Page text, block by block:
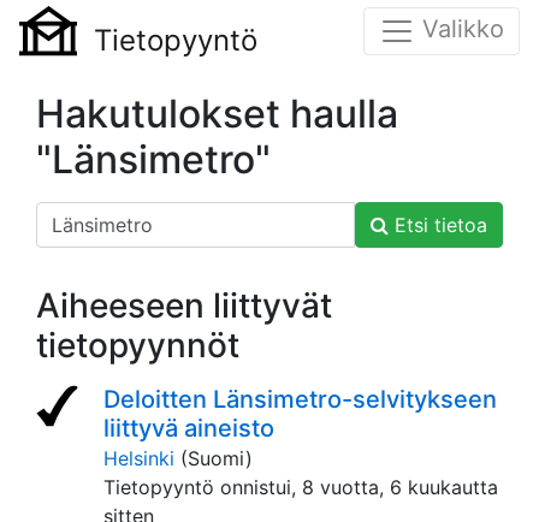
Tietopyyntö Valikko
Hakutulokset haulla
"Länsimetro"
Etsi tietoa
Aiheeseen liittyvät
tietopyynnöt
Deloitten Länsimetro-selvitykseen
liittyvä aineisto
Helsinki (Suomi)
Tietopyyntö onnistui, 8 vuotta, 6 kuukautta
sitten